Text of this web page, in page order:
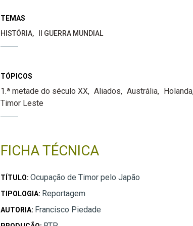
TEMAS
HISTÓRIA
II GUERRA MUNDIAL
TÓPICOS
1.ª metade do século XX Aliados Austrália Holanda
Timor Leste
FICHA TÉCNICA
TÍTULO: Ocupação de Timor pelo Japão
TIPOLOGIA: Reportagem
AUTORIA: Francisco Piedade